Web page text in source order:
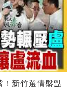
！新竹選情盤點